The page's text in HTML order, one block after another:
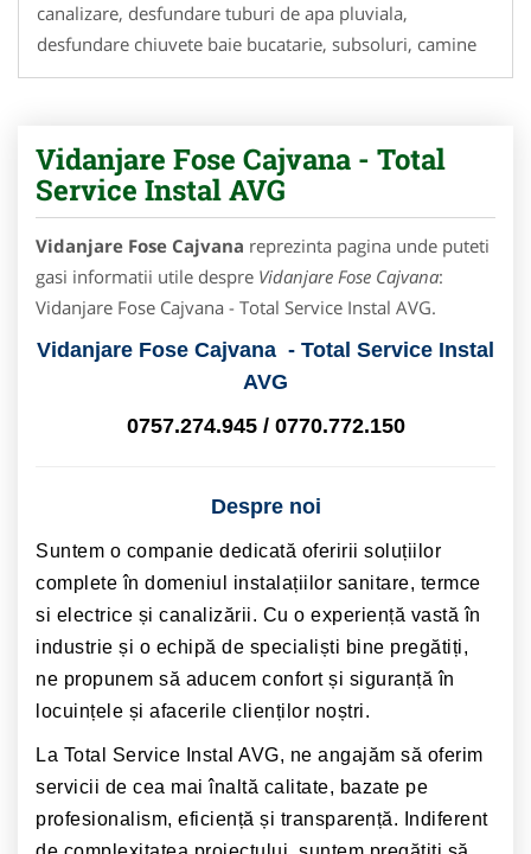
canalizare, desfundare tuburi de apa pluviala,
desfundare chiuvete baie bucatarie, subsoluri, camine
Vidanjare Fose Cajvana - Total
Service Instal AVG
Vidanjare Fose Cajvana reprezinta pagina unde puteti
gasi informatii utile despre Vidanjare Fose Cajvana:
Vidanjare Fose Cajvana - Total Service Instal AVG.
Vidanjare Fose Cajvana - Total Service Instal
AVG
0757.274.945 / 0770.772.150
Despre noi
Suntem o companie dedicată oferirii soluțiilor
complete în domeniul instalațiilor sanitare, termce
si electrice și canalizării. Cu o experiență vastă în
industrie și o echipă de specialiști bine pregătiți,
ne propunem să aducem confort și siguranță în
locuințele și afacerile clienților noștri.
La Total Service Instal AVG, ne angajăm să oferim
servicii de cea mai înaltă calitate, bazate pe
profesionalism, eficiență și transparență. Indiferent